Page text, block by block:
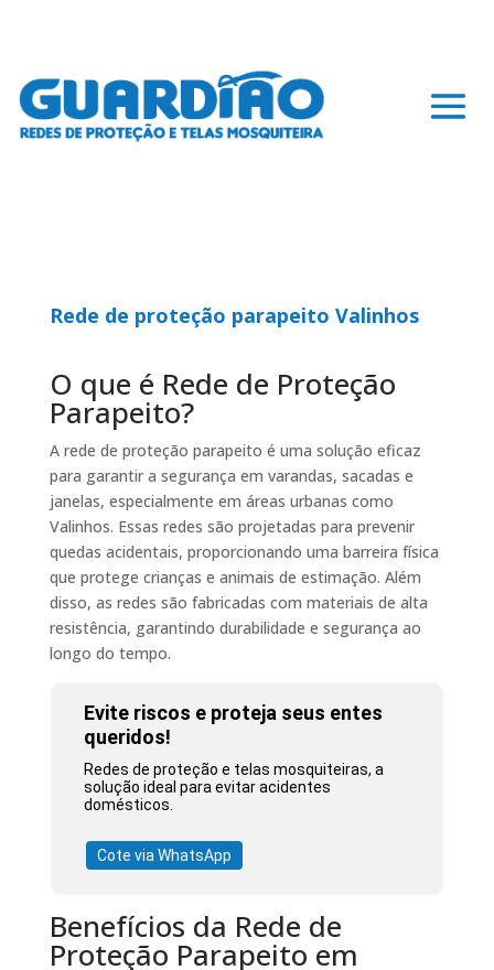
Rede de proteção parapeito Valinhos
O que é Rede de Proteção
Parapeito?
A rede de proteção parapeito é uma solução eficaz
para garantir a segurança em varandas, sacadas e
janelas, especialmente em áreas urbanas como
Valinhos. Essas redes são projetadas para prevenir
quedas acidentais, proporcionando uma barreira física
que protege crianças e animais de estimação. Além
disso, as redes são fabricadas com materiais de alta
resistência, garantindo durabilidade e segurança ao
longo do tempo.
Evite riscos e proteja seus entes
queridos!
Redes de proteção e telas mosquiteiras, a
solução ideal para evitar acidentes
domésticos.
Cote via WhatsApp
Benefícios da Rede de
Proteção Parapeito em